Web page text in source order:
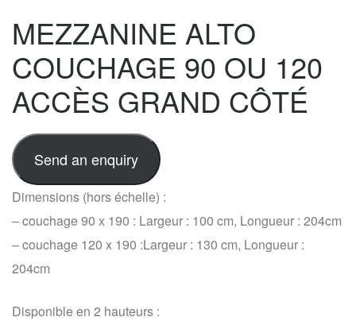
MEZZANINE ALTO
COUCHAGE 90 OU 120
ACCÈS GRAND CÔTÉ
Send an enquiry
Dimensions (hors échelle) :
– couchage 90 x 190 : Largeur : 100 cm, Longueur : 204cm
– couchage 120 x 190 :Largeur : 130 cm, Longueur :
204cm
Disponible en 2 hauteurs :